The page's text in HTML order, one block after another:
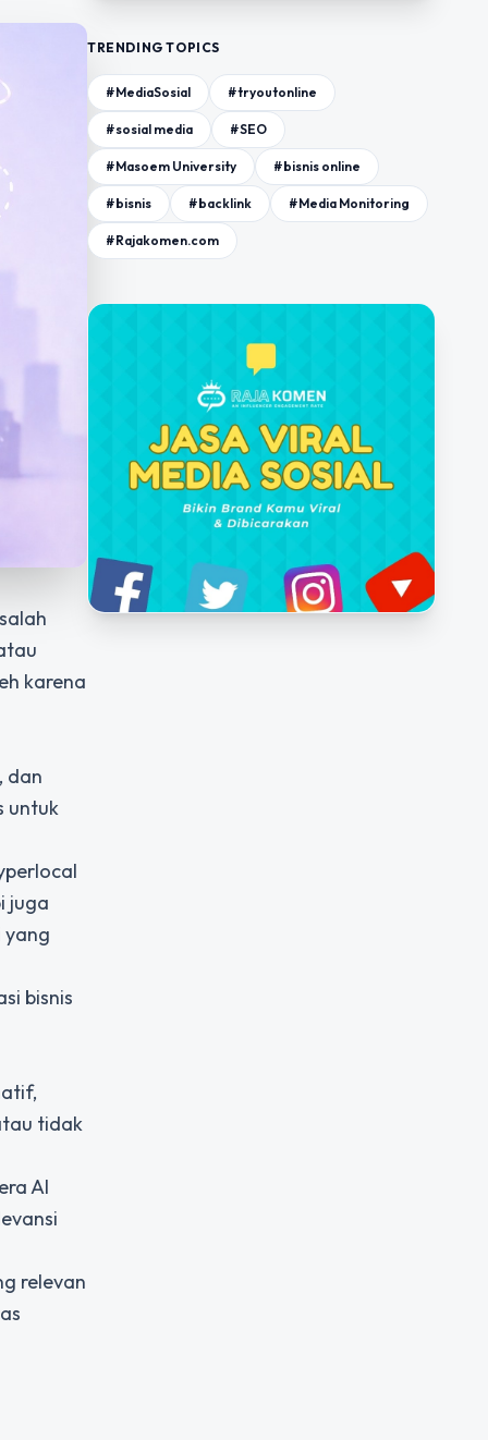
karena
dan
untuk
juga
yang
bisnis
tidak
AI
relevan
TRENDING TOPICS
#MediaSosial #tryoutonline
#sosial media #SEO
#Masoem University #bisnis online
#bisnis #backlink #Media Monitoring
#Rajakomen.com